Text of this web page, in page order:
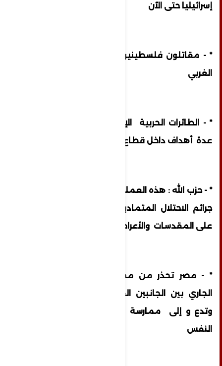
إسرائيليا حتى الآن
* - مقاتلون فلسطينيون وصلوا إلى النقب
الغربي
* - الطائرات الحربية الإسرائيلية تقصف الآن
عدة أهداف داخل قطاع غزة
* - حزب الله : هذه العملية هي رد حاسم على
جرائم الاحتلال المتمادية والتعدي المتواصل
على المقدسات والأعراض والكرامات
* - مصر تحذر من مخاطر وخيمة للتصعيد
الجاري بين الجانبين الفلسطيني والإسرائيلي
وتدع و إلى ممارسة أقصى درجات ضبط
النفس